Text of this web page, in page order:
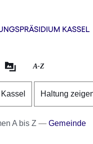
Direkt
Direkt
Direkt
A-Z
Haltung
A bis Z Gemeinde